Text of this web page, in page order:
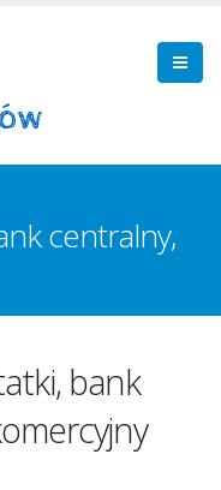
centralny,
bank